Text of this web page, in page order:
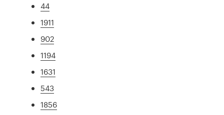
44
1911
902
1194
1631
543
1856